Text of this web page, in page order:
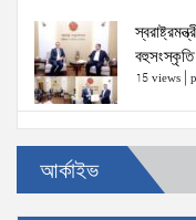
বহুসংস্কৃতি
15 views
ঢাকা-১৮
দখলমুক্ত
15 views|
আর্কাইভ